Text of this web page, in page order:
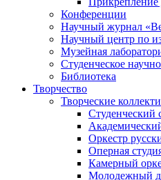
Конференции
Научный журнал
Научный центр по
Музейная
Студенческое
Библиотека
Творчество
Творческие
Студенческий
Оркестр
Оперная
Камерный
Молодежный